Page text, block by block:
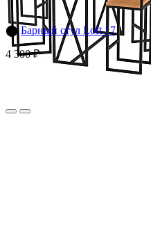
⬤ Барный стул Loft 17
4 300 ₽